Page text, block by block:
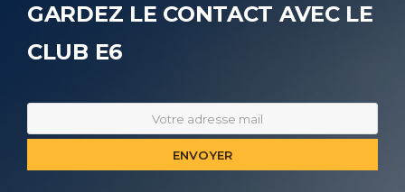
GARDEZ LE CONTACT AVEC LE
CLUB E6